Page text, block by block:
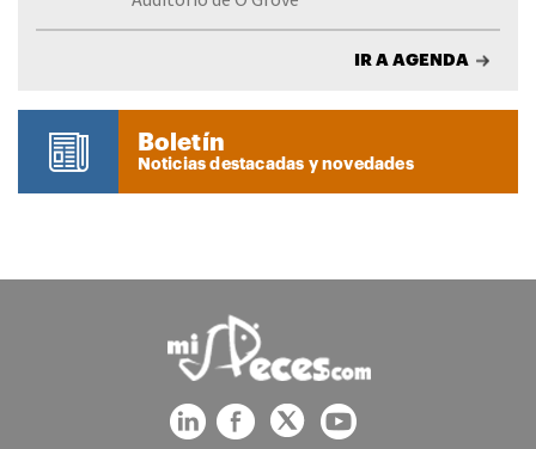
IR A AGENDA
Boletín
Noticias destacadas y novedades